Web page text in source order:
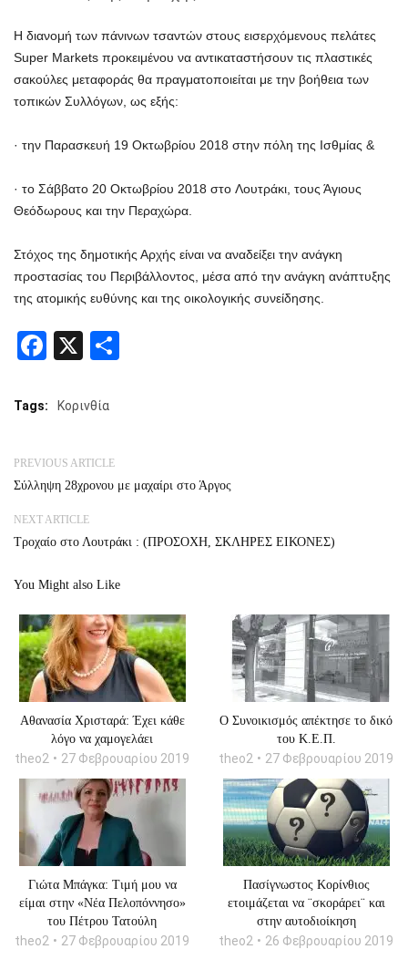
Η διανομή των πάνινων τσαντών στους εισερχόμενους πελάτες
Super Markets προκειμένου να αντικαταστήσουν τις πλαστικές
σακούλες μεταφοράς θα πραγματοποιείται με την βοήθεια των
τοπικών Συλλόγων, ως εξής:
· την Παρασκευή 19 Οκτωβρίου 2018 στην πόλη της Ισθμίας &
· το Σάββατο 20 Οκτωβρίου 2018 στo Λουτράκι, τους Άγιους
Θεόδωρους και την Περαχώρα.
Στόχος της δημοτικής Αρχής είναι να αναδείξει την ανάγκη
προστασίας του Περιβάλλοντος, μέσα από την ανάγκη ανάπτυξης
της ατομικής ευθύνης και της οικολογικής συνείδησης.
Facebook
X
Tags: Κορινθία
PREVIOUS ARTICLE
Σύλληψη 28χρονου με μαχαίρι στο Άργος
NEXT ARTICLE
Τροχαίο στο Λουτράκι : (ΠΡΟΣΟΧΗ, ΣΚΛΗΡΕΣ ΕΙΚΟΝΕΣ)
You Might also Like
Αθανασία Χρισταρά: Έχει κάθε
λόγο να χαμογελάει
theo2 27 Φεβρουαρίου 2019
O Συνοικισμός απέκτησε το δικό
του Κ.Ε.Π.
theo2 27 Φεβρουαρίου 2019
Γιώτα Μπάγκα: Tιμή μου να
είμαι στην «Νέα Πελοπόννησο»
του Πέτρου Τατούλη
theo2 27 Φεβρουαρίου 2019
Πασίγνωστος Κορίνθιος
ετοιμάζεται να ¨σκοράρει¨ και
στην αυτοδιοίκηση
theo2 26 Φεβρουαρίου 2019